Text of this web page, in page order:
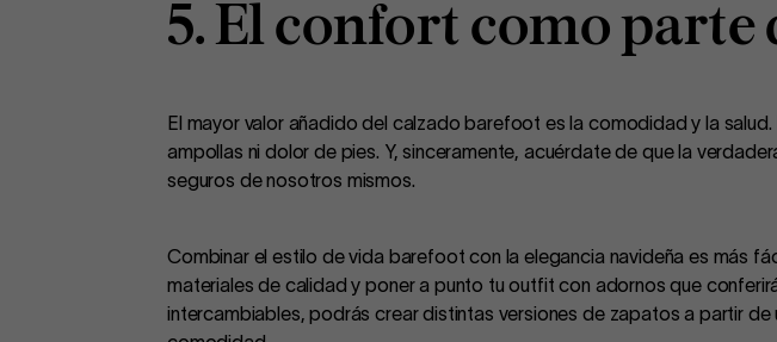
5. El confort como parte
El mayor valor añadido del calzado barefoot es la comodidad y la
ampollas ni dolor de pies. Y, sinceramente, acuérdate de que la
seguros de nosotros mismos.
Combinar el estilo de vida barefoot con la elegancia navideña es más
materiales de calidad y poner a punto tu outfit con adornos que
intercambiables, podrás crear distintas versiones de zapatos a partir